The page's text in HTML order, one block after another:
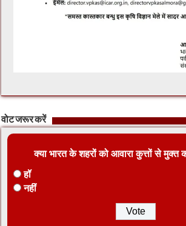
वोट जरूर करें
क्या भारत के शहरों को आवारा कुत्तों से मुक्त
हॉ
नहीं